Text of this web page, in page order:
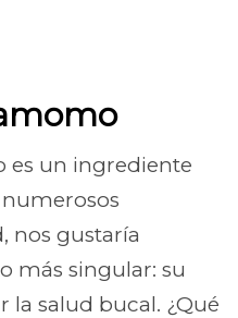
es un ingrediente
nos gustaría
más singular: su
la salud bucal. ¿Qué